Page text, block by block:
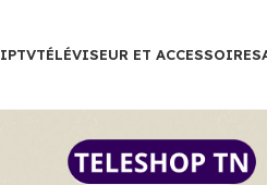
IPTVTÉLÉVISEUR ET ACCESSOIRES